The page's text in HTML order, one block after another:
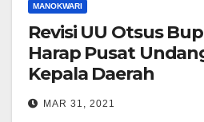
MANOKWARI
Revisi UU Otsus
Harap Pusat
Kepala Daerah
MAR 31, 2021